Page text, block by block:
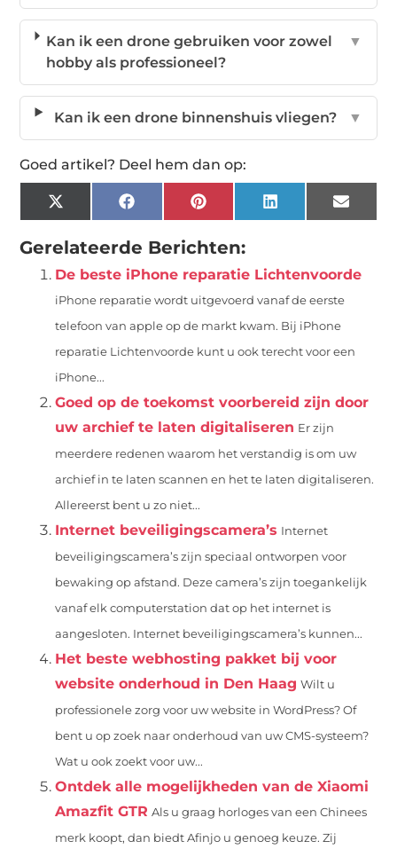
Kan ik een drone gebruiken voor zowel
hobby als professioneel?
▼
Kan ik een drone binnenshuis vliegen? ▼
Goed artikel? Deel hem dan op:
X
(Twitter)
FacebookPinterestLinkedIn Email
Gerelateerde Berichten:
De beste iPhone reparatie Lichtenvoorde
iPhone reparatie wordt uitgevoerd vanaf de eerste
telefoon van apple op de markt kwam. Bij iPhone
reparatie Lichtenvoorde kunt u ook terecht voor een
iPhone...
Goed op de toekomst voorbereid zijn door
uw archief te laten digitaliseren Er zijn
meerdere redenen waarom het verstandig is om uw
archief in te laten scannen en het te laten digitaliseren.
Allereerst bent u zo niet...
Internet beveiligingscamera’s Internet
beveiligingscamera’s zijn speciaal ontworpen voor
bewaking op afstand. Deze camera’s zijn toegankelijk
vanaf elk computerstation dat op het internet is
aangesloten. Internet beveiligingscamera’s kunnen...
Het beste webhosting pakket bij voor
website onderhoud in Den Haag Wilt u
professionele zorg voor uw website in WordPress? Of
bent u op zoek naar onderhoud van uw CMS-systeem?
Wat u ook zoekt voor uw...
Ontdek alle mogelijkheden van de Xiaomi
Amazfit GTR Als u graag horloges van een Chinees
merk koopt, dan biedt Afinjo u genoeg keuze. Zij